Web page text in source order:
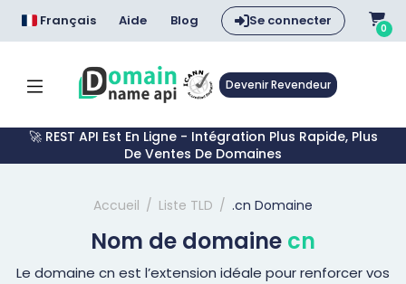
Français Aide Blog Se connecter 0
Devenir Revendeur
🚀 REST API Est En Ligne - Intégration Plus Rapide, Plus
De Ventes De Domaines
Accueil Liste TLD .cn Domaine
Nom de domaine cn
Le domaine cn est l’extension idéale pour renforcer vos